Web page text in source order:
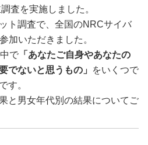
査を実施しました。
ト調査で、全国のNRCサイバ
加いただきました。
で 「あなたご自身やあなたの
でないと思うもの」
をいくつで
す。
と男女年代別の結果についてご